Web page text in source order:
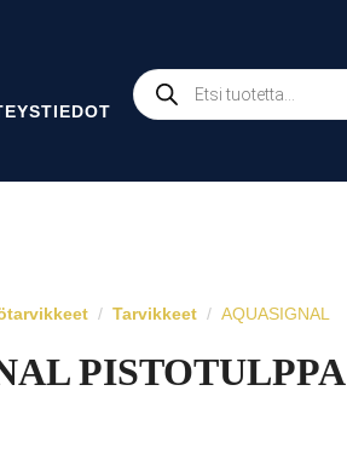
Products
search
Tarvikkeet
AQUASIGNAL
PISTOTULPPA